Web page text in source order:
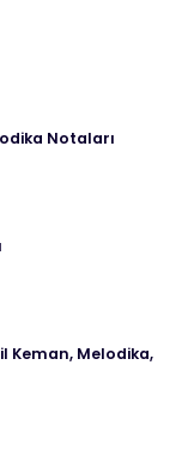
Notaları
Keman, Melodika,